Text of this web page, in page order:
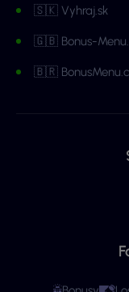
🇸🇰 Vyhraj.sk
🇬🇧 Bonus-
🇧🇷